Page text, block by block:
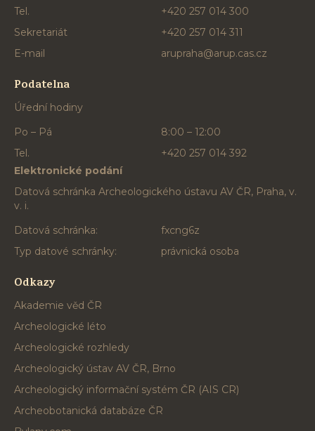
Tel.
+420 257 014 300
Sekretariát
+420 257 014 311
E-mail
arupraha@arup.cas.cz
Podatelna
Úřední hodiny
Po – Pá
8:00 – 12:00
Tel.
+420 257 014 392
Elektronické podání
Datová schránka Archeologického ústavu AV ČR, Praha, v.
v. i.
Datová schránka:
fxcng6z
Typ datové schránky:
právnická osoba
Odkazy
Akademie věd ČR
Archeologické léto
Archeologické rozhledy
Archeologický ústav AV ČR, Brno
Archeologický informační systém ČR (AIS CR)
Archeobotanická databáze ČR